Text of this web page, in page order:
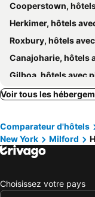
Cooperstown, hôtels avec
Herkimer, hôtels
Roxbury, hôtels
Canajoharie, hôtels
Gilboa, hôtels avec
Laurens, hôtels
Hobart, hôtels avec
Voir tous les
Comparateur d'hôtels
New York
Milford
Choisissez votre pays